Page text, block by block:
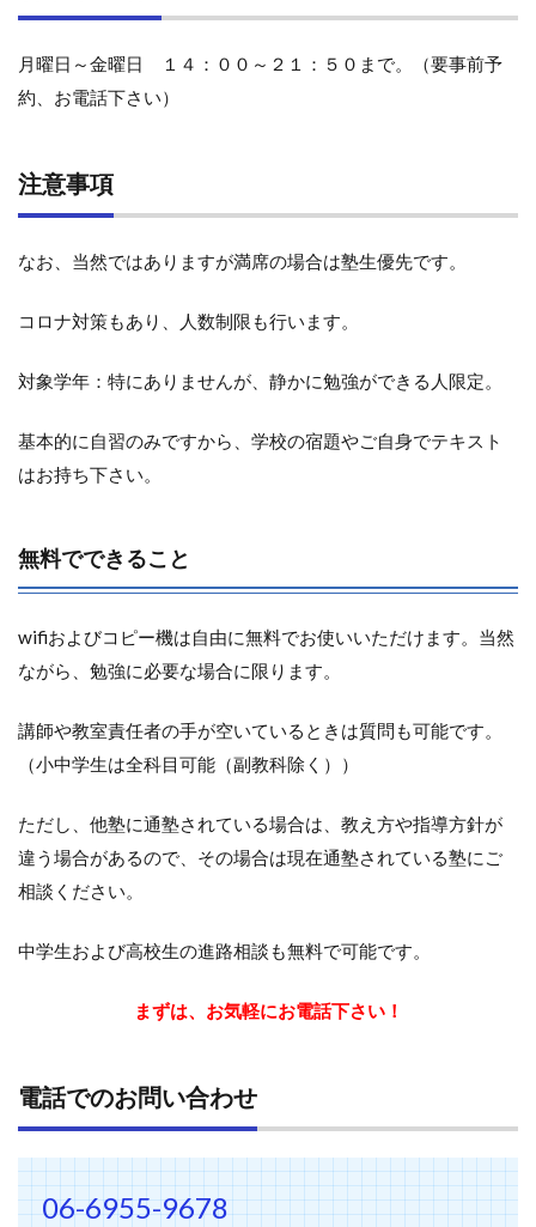
1.2
事項
1.2.1
こと
1.3
での
い合
1.4
月曜日～金曜日 １４：００～２１：５０まで。（要事前予
約、お電話下さい）
注意事項
なお、当然ではありますが満席の場合は塾生優先です。
コロナ対策もあり、人数制限も行います。
対象学年：特にありませんが、静かに勉強ができる人限定。
基本的に自習のみですから、学校の宿題やご自身でテキスト
はお持ち下さい。
無料でできること
wifiおよびコピー機は自由に無料でお使いいただけます。当然
ながら、勉強に必要な場合に限ります。
講師や教室責任者の手が空いているときは質問も可能です。
（小中学生は全科目可能（副教科除く））
ただし、他塾に通塾されている場合は、教え方や指導方針が
違う場合があるので、その場合は現在通塾されている塾にご
相談ください。
中学生および高校生の進路相談も無料で可能です。
まずは、お気軽にお電話下さい！
電話でのお問い合わせ
06-6955-9678